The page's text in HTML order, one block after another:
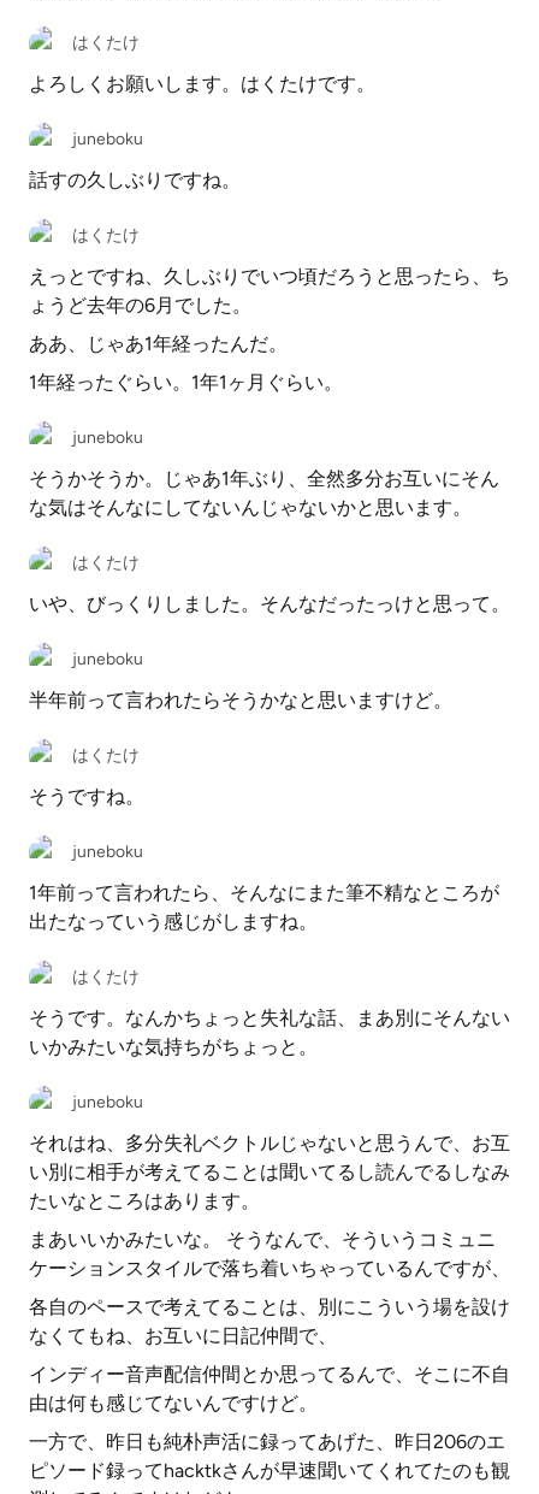
はくたけ
よろしくお願いします。はくたけです。
juneboku
話すの久しぶりですね。
はくたけ
えっとですね、久しぶりでいつ頃だろうと思ったら、ち
ょうど去年の6月でした。
ああ、じゃあ1年経ったんだ。
1年経ったぐらい。1年1ヶ月ぐらい。
juneboku
そうかそうか。じゃあ1年ぶり、全然多分お互いにそん
な気はそんなにしてないんじゃないかと思います。
はくたけ
いや、びっくりしました。そんなだったっけと思って。
juneboku
半年前って言われたらそうかなと思いますけど。
はくたけ
そうですね。
juneboku
1年前って言われたら、そんなにまた筆不精なところが
出たなっていう感じがしますね。
はくたけ
そうです。なんかちょっと失礼な話、まあ別にそんない
いかみたいな気持ちがちょっと。
juneboku
それはね、多分失礼ベクトルじゃないと思うんで、お互
い別に相手が考えてることは聞いてるし読んでるしなみ
たいなところはあります。
まあいいかみたいな。 そうなんで、そういうコミュニ
ケーションスタイルで落ち着いちゃっているんですが、
各自のペースで考えてることは、別にこういう場を設け
なくてもね、お互いに日記仲間で、
インディー音声配信仲間とか思ってるんで、そこに不自
由は何も感じてないんですけど。
一方で、昨日も純朴声活に録ってあげた、昨日206のエ
ピソード録ってhacktkさんが早速聞いてくれてたのも観